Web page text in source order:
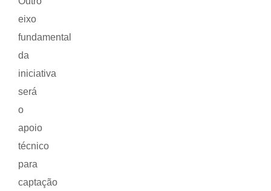
eixo
fundamental
da
iniciativa
será
o
apoio
técnico
para
captação